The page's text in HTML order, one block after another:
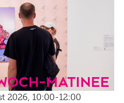
matinee
2026, 10:00-12:00